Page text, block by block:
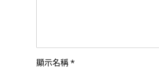
顯示名稱*